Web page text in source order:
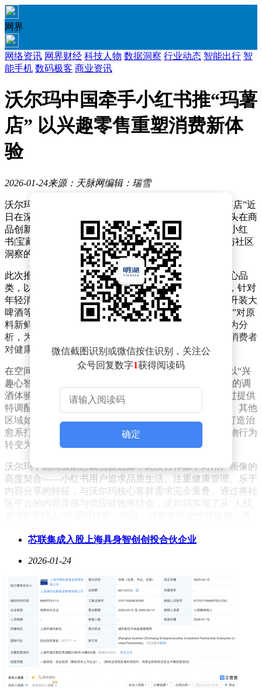
网界
网络资讯 网界财经 科技人物 数据洞察 行业动态 智能出行 智
能手机 数码极客 商业资讯
沃尔玛中国牵手小红书推“玛薯
店” 以兴趣零售重塑消费新体
验
2026-01-24来源：天脉网编辑：瑞雪
沃尔玛与小红书携手打造的全新零售体验空间——“玛薯店”近
日在深圳蛇口沃尔玛门店正式亮相，标志着这家零售巨头在商
品创新与场景体验领域迈出重要一步。双方以“沃集鲜×小红
书|宝藏新品”系列联名商品为切入点，通过供应链优势与社区
洞察的深度融合，重新定义了实体零售的消费逻辑。
此次推出的联名商品涵盖烘焙、乳制品、健康饮品等核心品
类，以“配料极简、全球优选、造型创新”为特色。例如，针对
年轻消费群体推出的香菜酸奶、草莓系列甜品，以及10升装大
啤酒等“社交型商品”，均延续了沃尔玛自有品牌“沃集鲜”对原
料新鲜度与品质的严苛标准。小红书则通过社区用户行为分
析，为商品开发提供趋势验证，确保产品精准匹配当代消费者
对健康、趣味与性价比的复合需求。
在空间设计层面，“玛薯店”突破传统卖场布局，构建了以“兴
趣心智”为导向的八大主题体验区。其中，“感官冒险岛”的调
酒体验区直接源于小红书平台爆火的DIY调酒笔记，通过提供
特调配方与互动装置，将线上内容转化为线下社交场景。其他
区域如“花间拾趣岛”融合鲜花护理指南，“毛绒童心岛”打造治
愈系打卡空间，均通过沉浸式设计强化情感连接，使购物行为
转变为生活方式的探索过程。
沃尔玛中国高级副总裁祝骏透露，此次合作源于对用户画像的
高度契合——小红书用户追求品质生活、注重健康管理、乐于
内容分享的特征，与沃尔玛核心客群需求完全重叠。通过将社
区平台的内容灵感与供应链效率结合，沃尔玛实现了从“人找
发消费欲望，带动自有饮料品类销售增长。
这一变革与沃尔玛近年来的全渠道战略紧密相关。目前，沃尔
以“10分钟步行圈”满足日常餐饮需求，大卖场通过场景升级强
化体验价值，线上平台则实现全国配送覆盖。深圳蛇口门店作
为转型样本，去年已完成基础改造，今年将继续优化空间设
计，预计5至6月推出新一轮升级方案。
从商品开发到空间运营，沃尔玛的转型始终围绕“顾客价值”展
开。通过重构“人、货、场”关系，这家传统零售商不仅提升了
供应链效率与社区洞察形成合力，实体零售的进化方向正逐渐
微信截图识别或微信按住识别，关注公
众号回复数字1获得阅读码
确定
芯联集成入股上海具身智创创投合伙企业
2026-01-24